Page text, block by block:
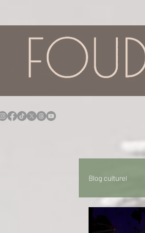
Blog culturel
Expo